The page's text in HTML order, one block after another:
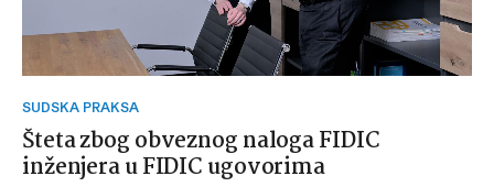
SUDSKA PRAKSA
Šteta zbog obveznog naloga FIDIC
inženjera u FIDIC ugovorima